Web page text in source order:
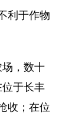
利于作物
，数十
于长丰
收；在位